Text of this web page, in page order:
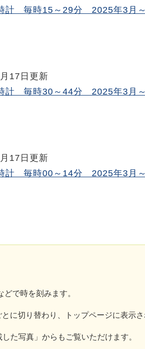
計 毎時15～29分 2025年3月～
17日更新
計 毎時30～44分 2025年3月～
17日更新
計 毎時00～14分 2025年3月～
で時を刻みます。
に切り替わり、トップページに表示さ
た写真」からもご覧いただけます。